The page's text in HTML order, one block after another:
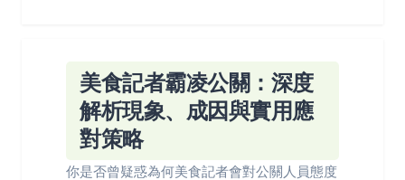
美食記者霸凌公關：深度
解析現象、成因與實用應
對策略
你是否曾疑惑為何美食記者會對公關人員態度